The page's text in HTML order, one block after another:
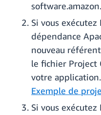
Si vous
dépendance
nouveau
le fichier Project
votre
Exemple de
Si vous